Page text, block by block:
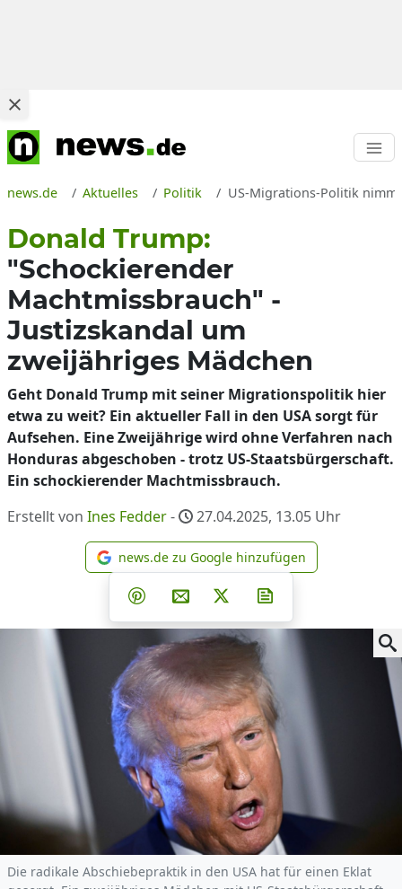
news.de Aktuelles Politik US-Migrations-Politik
Donald Trump:
"Schockierender
Machtmissbrauch" -
Justizskandal um
zweijähriges Mädchen
Geht Donald Trump mit seiner Migrationspolitik hier
etwa zu weit? Ein aktueller Fall in den USA sorgt für
Aufsehen. Eine Zweijährige wird ohne Verfahren nach
Honduras abgeschoben - trotz US-Staatsbürgerschaft.
Ein schockierender Machtmissbrauch.
Erstellt von Ines Fedder- 27.04.2025, 13.05 Uhr
news.de zu Google
news.de zu Google hinzufügen
Teilen auf Facebook
Teilen auf Whatsapp
Teilen auf Telegram
Teilen auf Pinterest
Per E-Mail teilen
Post auf X
Die radikale Abschiebepraktik in den USA hat für einen Eklat